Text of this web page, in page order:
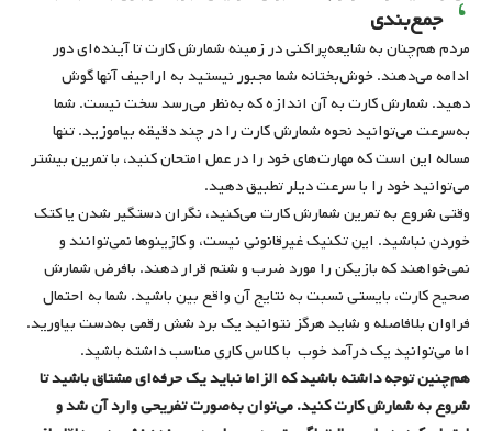
جمع‌بندی
مردم هم‌چنان به شایعه‌پراکنی در زمینه شمارش کارت تا آینده‌ای دور
ادامه می‌دهند. خوش‌بختانه شما مجبور نیستید به اراجیف آنها گوش
دهید. شمارش کارت به آن اندازه که به‌نظر می‌رسد سخت نیست. شما
به‌سرعت می‌توانید نحوه شمارش کارت را در چند دقیقه بیاموزید. تنها
مساله این است که مهارت‌های خود را در عمل امتحان کنید، با تمرین بیشتر
می‌توانید خود را با سرعت دیلر تطبیق دهید.
وقتی شروع به تمرین شمارش کارت می‌کنید، نگران دستگیر شدن یا کتک
خوردن نباشید. این تکنیک غیرقانونی نیست، و کازینوها نمی‌توانند و
نمی‌خواهند که بازیکن را مورد ضرب و شتم قرار دهند. بافرض شمارش
صحیح کارت، بایستی نسبت به نتایج آن واقع بین باشید. شما به احتمال
فراوان بلافاصله و شاید هرگز نتوانید یک برد شش رقمی به‌دست بیاورید.
اما می‌توانید یک درآمد خوب با کلاس کاری مناسب داشته باشید.
هم‌چنین توجه داشته باشید که الزاما نباید یک حرفه‌ای مشتاق باشید تا
شروع به شمارش کارت کنید. می‌توان به‌صورت تفریحی وارد آن شد و